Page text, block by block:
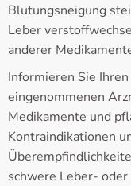
Blutungsneigung
Leber
anderer
Informieren Sie
eingenommenen
Medikamente und
Kontraindikationen
schwere Leber-